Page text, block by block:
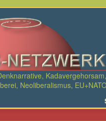
Kadavergehorsam,
Neoliberalismus,